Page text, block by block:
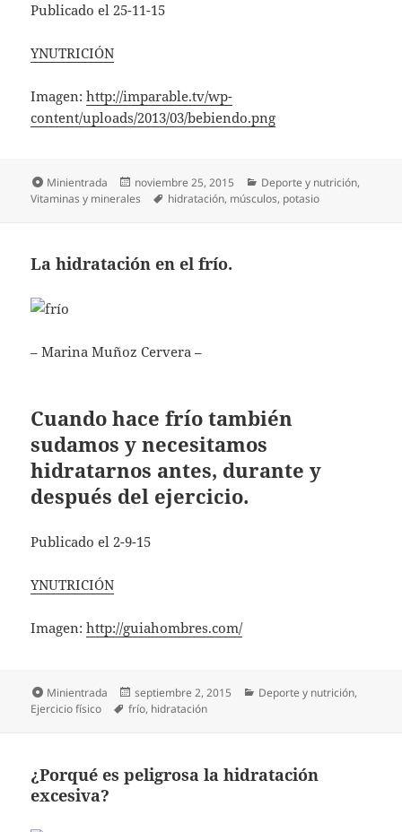
Publicado el 25-11-15
YNUTRICIÓN
Imagen:http://imparable.tv/wp-
content/uploads/2013/03/bebiendo.png
Formato
Minientrada
Publicado
el
noviembre 25, 2015 Categorías
Deporte y nutrición,
Vitaminas y minerales
Etiquetas
hidratación, músculos, potasio
La hidratación en el frío.
– Marina Muñoz Cervera –
Cuando hace frío también
sudamos y necesitamos
hidratarnos antes, durante y
después del ejercicio.
Publicado el 2-9-15
YNUTRICIÓN
Imagen:http://guiahombres.com/
Formato
Minientrada
Publicado
el
septiembre 2, 2015 Categorías
Deporte y nutrición,
Ejercicio físico
Etiquetas
frío, hidratación
¿Porqué es peligrosa la hidratación
excesiva?